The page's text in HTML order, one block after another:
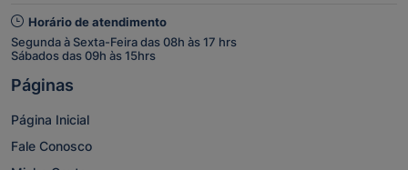
Horário de atendimento
Segunda à Sexta-Feira das 08h às 17 hrs
Sábados das 09h às 15hrs
Páginas
Página Inicial
Fale Conosco